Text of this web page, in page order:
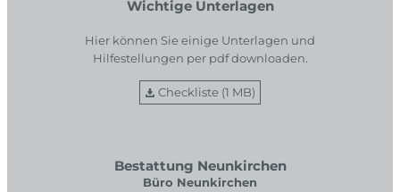
Wichtige Unterlagen
Hier können Sie einige Unterlagen und
Hilfestellungen per pdf downloaden.
Checkliste (1 MB)
Bestattung Neunkirchen
Büro Neunkirchen